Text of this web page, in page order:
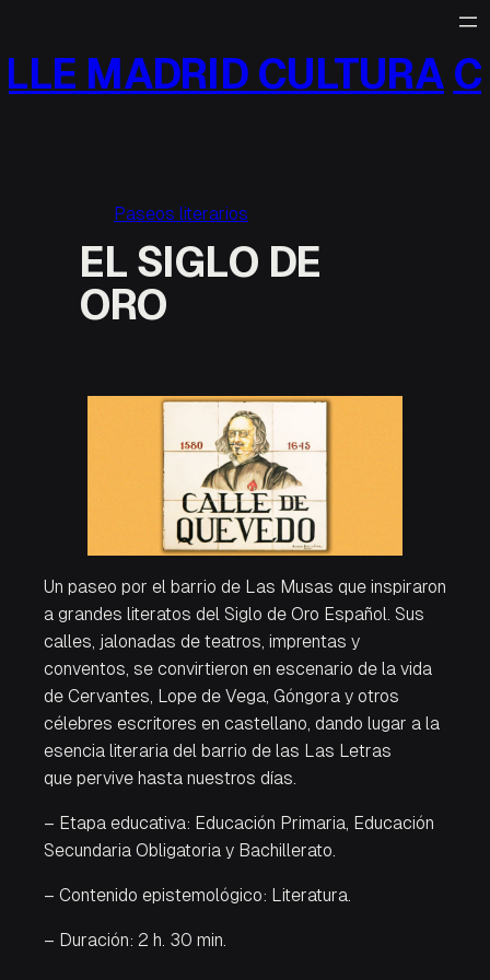
contenidoMADRID CULTURA
Paseos literarios
EL SIGLO DE
ORO
Un paseo por el barrio de Las Musas que inspiraron
a grandes literatos del Siglo de Oro Español. Sus
calles, jalonadas de teatros, imprentas y
conventos, se convirtieron en escenario de la vida
de Cervantes, Lope de Vega, Góngora y otros
célebres escritores en castellano, dando lugar a la
esencia literaria del barrio de las Las Letras
que pervive hasta nuestros días.
– Etapa educativa: Educación Primaria, Educación
Secundaria Obligatoria y Bachillerato.
– Contenido epistemológico: Literatura.
– Duración: 2 h. 30 min.